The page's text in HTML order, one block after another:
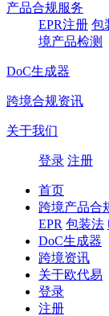
产品合规服务
EPR注册 包
境产品检测
DoC生成器
跨境合规资讯
关于我们
登录 注册
首页
跨境产品合
EPR 包装法
DoC生成器
跨境资讯
关于欧代易
登录
注册